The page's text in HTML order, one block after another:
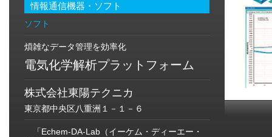
情報通信機器・ソフト
ソフト
煩雑なデータ管理を効率化
電気化学解析プラットフォーム
株式会社東陽テクニカ
東京都中央区八重洲１－１－６
「Echem-DA-Lab（イーケム・ディーエー・